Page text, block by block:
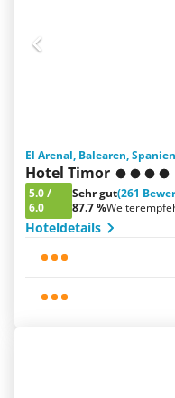
El Arenal, Balearen, Spanien
Hotel Timor
5.0/
6.0
Sehr gut(261
87.7 %
Hoteldetails